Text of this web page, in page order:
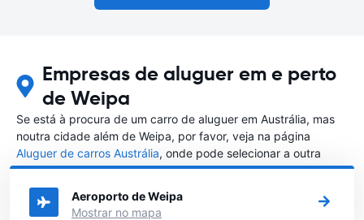
Empresas de aluguer em e perto
de Weipa
Se está à procura de um carro de aluguer em Austrália, mas
noutra cidade além de Weipa, por favor, veja na página
Aluguer de carros Austrália, onde pode selecionar a outra
cidade em Austrália que gostaria de alugar um carro
Aeroporto de Weipa
Mostrar no mapa